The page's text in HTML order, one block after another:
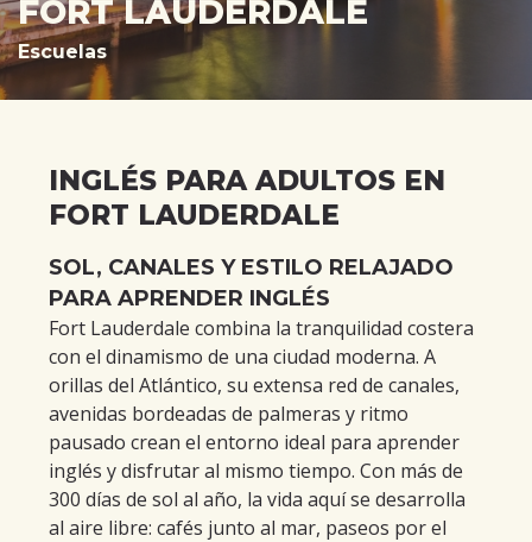
FORT LAUDERDALE
Escuelas
INGLÉS PARA ADULTOS EN
FORT LAUDERDALE
SOL, CANALES Y ESTILO RELAJADO
PARA APRENDER INGLÉS
Fort Lauderdale combina la tranquilidad costera
con el dinamismo de una ciudad moderna. A
orillas del Atlántico, su extensa red de canales,
avenidas bordeadas de palmeras y ritmo
pausado crean el entorno ideal para aprender
inglés y disfrutar al mismo tiempo. Con más de
300 días de sol al año, la vida aquí se desarrolla
al aire libre: cafés junto al mar, paseos por el